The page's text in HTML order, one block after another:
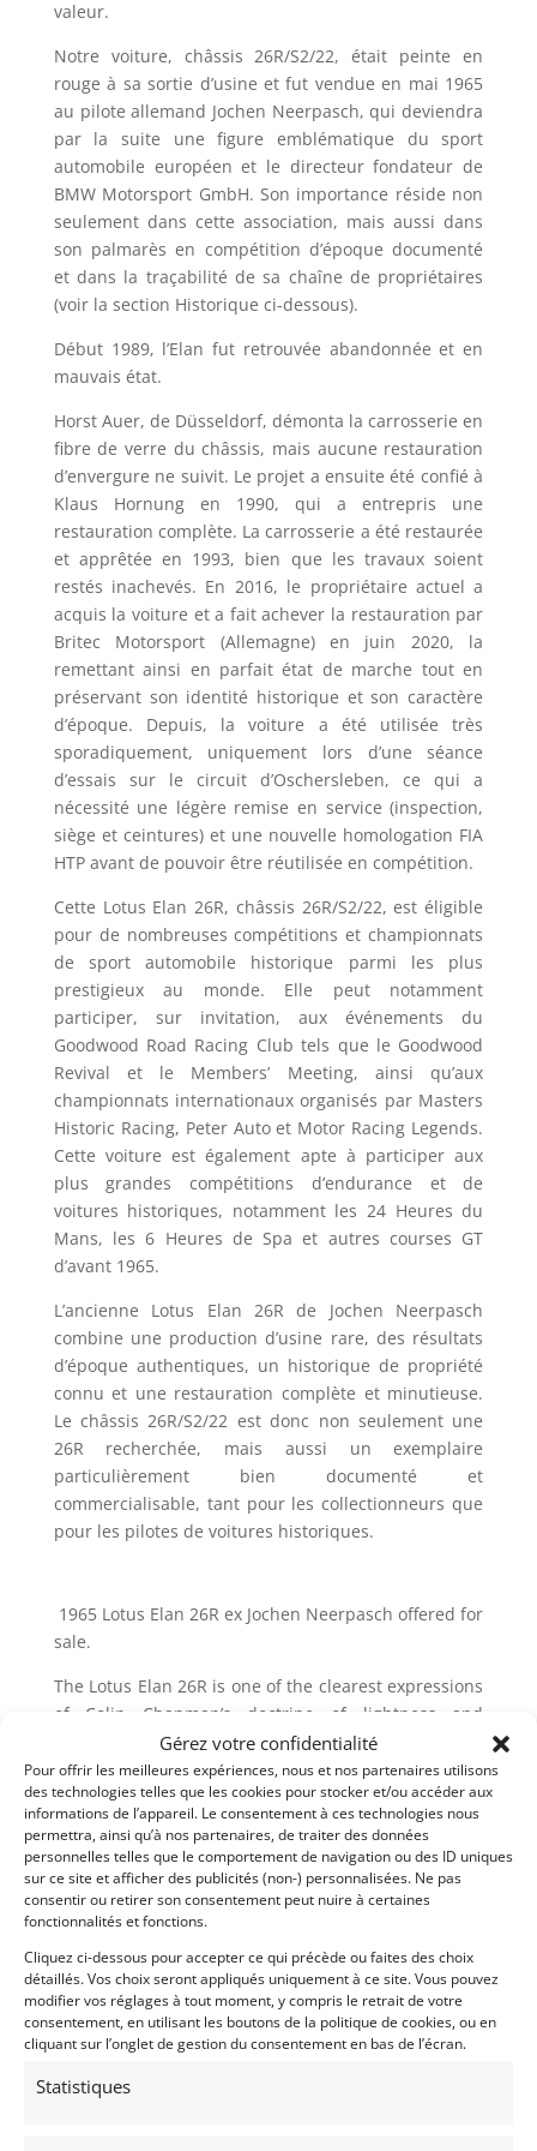
Gérez votre confidentialité
Pour offrir les meilleures expériences, nous et nos partenaires utilisons
des technologies telles que les cookies pour stocker et/ou accéder aux
informations de l’appareil. Le consentement à ces technologies nous
permettra, ainsi qu’à nos partenaires, de traiter des données
personnelles telles que le comportement de navigation ou des ID uniques
sur ce site et afficher des publicités (non-) personnalisées. Ne pas
consentir ou retirer son consentement peut nuire à certaines
fonctionnalités et fonctions.
Cliquez ci-dessous pour accepter ce qui précède ou faites des choix
détaillés. Vos choix seront appliqués uniquement à ce site. Vous pouvez
modifier vos réglages à tout moment, y compris le retrait de votre
consentement, en utilisant les boutons de la politique de cookies, ou en
cliquant sur l’onglet de gestion du consentement en bas de l’écran.
Statistiques
valeur.
Notre voiture, châssis 26R/S2/22, était peinte en
rouge à sa sortie d’usine et fut vendue en mai 1965
au pilote allemand Jochen Neerpasch, qui deviendra
par la suite une figure emblématique du sport
automobile européen et le directeur fondateur de
BMW Motorsport GmbH. Son importance réside non
seulement dans cette association, mais aussi dans
son palmarès en compétition d’époque documenté
et dans la traçabilité de sa chaîne de propriétaires
(voir la section Historique ci-dessous).
Début 1989, l’Elan fut retrouvée abandonnée et en
mauvais état.
Horst Auer, de Düsseldorf, démonta la carrosserie en
fibre de verre du châssis, mais aucune restauration
d’envergure ne suivit. Le projet a ensuite été confié à
Klaus Hornung en 1990, qui a entrepris une
restauration complète. La carrosserie a été restaurée
et apprêtée en 1993, bien que les travaux soient
restés inachevés. En 2016, le propriétaire actuel a
acquis la voiture et a fait achever la restauration par
Britec Motorsport (Allemagne) en juin 2020, la
remettant ainsi en parfait état de marche tout en
préservant son identité historique et son caractère
d’époque. Depuis, la voiture a été utilisée très
sporadiquement, uniquement lors d’une séance
d’essais sur le circuit d’Oschersleben, ce qui a
nécessité une légère remise en service (inspection,
siège et ceintures) et une nouvelle homologation FIA
HTP avant de pouvoir être réutilisée en compétition.
Cette Lotus Elan 26R, châssis 26R/S2/22, est éligible
pour de nombreuses compétitions et championnats
de sport automobile historique parmi les plus
prestigieux au monde. Elle peut notamment
participer, sur invitation, aux événements du
Goodwood Road Racing Club tels que le Goodwood
Revival et le Members’ Meeting, ainsi qu’aux
championnats internationaux organisés par Masters
Historic Racing, Peter Auto et Motor Racing Legends.
Cette voiture est également apte à participer aux
plus grandes compétitions d’endurance et de
voitures historiques, notamment les 24 Heures du
Mans, les 6 Heures de Spa et autres courses GT
d’avant 1965.
L’ancienne Lotus Elan 26R de Jochen Neerpasch
combine une production d’usine rare, des résultats
d’époque authentiques, un historique de propriété
connu et une restauration complète et minutieuse.
Le châssis 26R/S2/22 est donc non seulement une
26R recherchée, mais aussi un exemplaire
particulièrement bien documenté et
commercialisable, tant pour les collectionneurs que
pour les pilotes de voitures historiques.
1965 Lotus Elan 26R ex Jochen Neerpasch offered for
sale.
The Lotus Elan 26R is one of the clearest expressions
of Colin Chapman’s doctrine of lightness and
efficiency. Introduced in 1964 as the dedicated
competition derivative of the Elan, it combined
extremely low weight, excellent chassis balance, and
race-proven twin-cam performance. Factory-built
cars are scarce, and examples with period
competition history, known ownership, and
completed restoration work are especially desirable
in today’s collector and historic-racing market.
First introduced in 1962, the lightweight Lotus Elan
was a much more developed and refined fast road
car than the Lotus Elite. Owners soon discovered
and responsive twin-cam engine also made it highly